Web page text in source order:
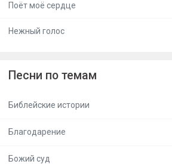
Поёт моё сердце
Нежный голос
Песни по темам
Библейские истории
Благодарение
Божий суд